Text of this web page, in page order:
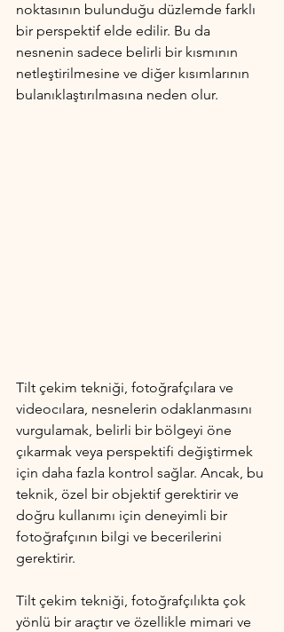
noktasının bulunduğu düzlemde farklı
bir perspektif elde edilir. Bu da
nesnenin sadece belirli bir kısmının
netleştirilmesine ve diğer kısımlarının
bulanıklaştırılmasına neden olur.
Tilt çekim tekniği, fotoğrafçılara ve
videocılara, nesnelerin odaklanmasını
vurgulamak, belirli bir bölgeyi öne
çıkarmak veya perspektifi değiştirmek
için daha fazla kontrol sağlar. Ancak, bu
teknik, özel bir objektif gerektirir ve
doğru kullanımı için deneyimli bir
fotoğrafçının bilgi ve becerilerini
gerektirir.
Tilt çekim tekniği, fotoğrafçılıkta çok
yönlü bir araçtır ve özellikle mimari ve